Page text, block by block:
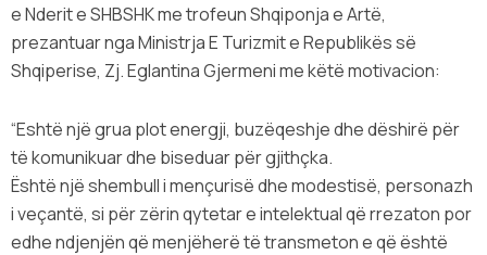
e Nderit e SHBSHK me trofeun Shqiponja e Artë,
prezantuar nga Ministrja E Turizmit e Republikës së
Shqiperise, Zj. Eglantina Gjermeni me këtë motivacion:
“Eshtë një grua plot energji, buzëqeshje dhe dëshirë për
të komunikuar dhe biseduar për gjithçka.
Është një shembull i mençurisë dhe modestisë, personazh
i veçantë, si për zërin qytetar e intelektual që rrezaton por
edhe ndjenjën që menjëherë të transmeton e që është